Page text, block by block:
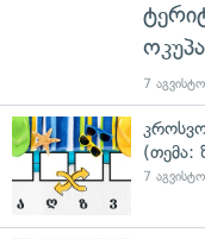
7
(თემა:
7